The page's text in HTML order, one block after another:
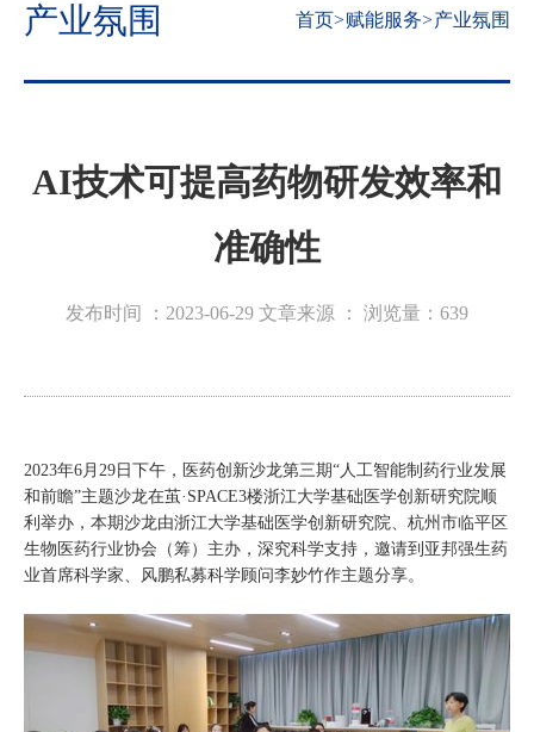
产业氛围 首页>赋能服务>产业氛围
AI技术可提高药物研发效率和
准确性
发布时间 ：2023-06-29 文章来源 ： 浏览量： 639
2023年6月 29 日下午，医药创新沙龙第三期“人工智能制药行业发展
和前瞻”主题沙龙在茧·SPACE3楼浙江大学基础医学创新研究院顺
利举办，本期沙龙由浙江大学基础医学创新研究院、杭州市临平区
生物医药行业协会（筹）主办，深究科学支持，邀请到亚邦强生药
业首席科学家、风鹏私募科学顾问李妙竹作主题分享。